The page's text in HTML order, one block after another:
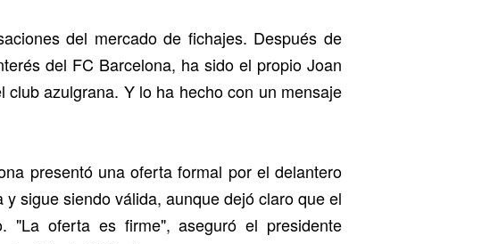
del mercado de fichajes. Después de
del FC Barcelona, ha sido el propio Joan
azulgrana. Y lo ha hecho con un mensaje
presentó una oferta formal por el delantero
sigue siendo válida, aunque dejó claro que el
"La oferta es firme", aseguró el presidente